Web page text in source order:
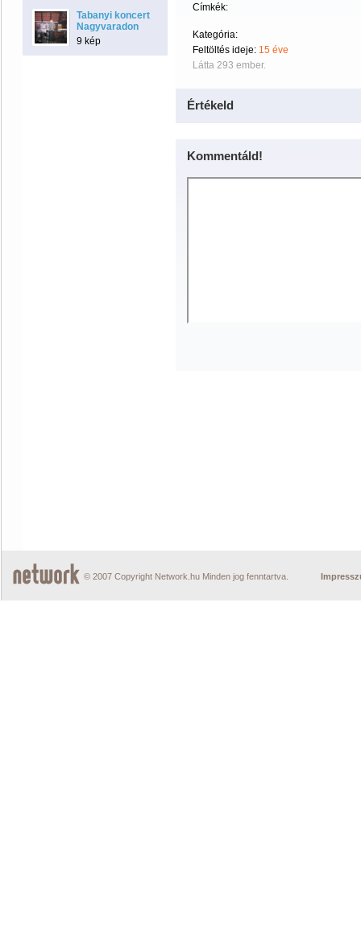
Tabanyi koncert
Nagyvaradon
9 kép
Címkék:
Kategória:
Feltöltés ideje: 15 éve
Látta 293 ember.
Értékeld
Kommentáld!
© 2007 Copyright Network.hu Minden jog fenntartva.